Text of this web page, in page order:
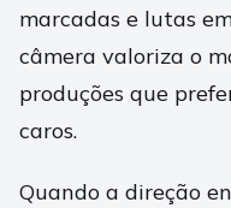
marcadas e lutas
câmera valoriza o
produções que
caros.
Quando a direção